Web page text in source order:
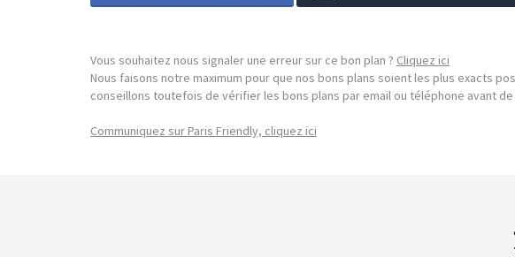
Vous souhaitez nous signaler une erreur sur ce bon plan ? Cliquez ici
Nous faisons notre maximum pour que nos bons plans soient les plus exacts
conseillons toutefois de vérifier les bons plans par email ou téléphone avant
Communiquez sur Paris Friendly, cliquez ici